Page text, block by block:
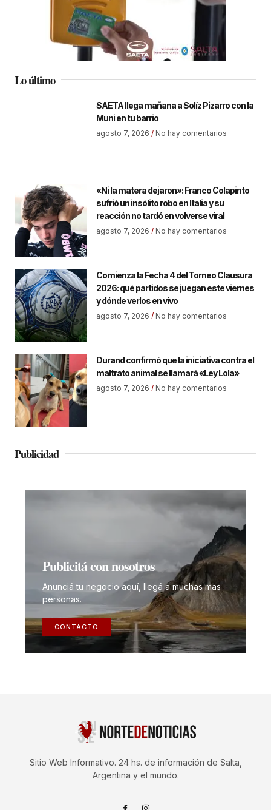
Lo último
SAETA llega mañana a Solíz Pizarro con la
Muni en tu barrio
agosto 7, 2026 No hay comentarios
«Ni la matera dejaron»: Franco Colapinto
sufrió un insólito robo en Italia y su
reacción no tardó en volverse viral
agosto 7, 2026 No hay comentarios
Comienza la Fecha 4 del Torneo Clausura
2026: qué partidos se juegan este viernes
y dónde verlos en vivo
agosto 7, 2026 No hay comentarios
Durand confirmó que la iniciativa contra el
maltrato animal se llamará «Ley Lola»
agosto 7, 2026 No hay comentarios
Publicidad
Publicitá con nosotros
Anunciá tu negocio aquí, llegá a muchas mas
personas.
CONTACTO
Sitio Web Informativo. 24 hs. de información de Salta,
Argentina y el mundo.